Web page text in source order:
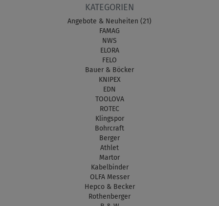
KATEGORIEN
Angebote & Neuheiten (21)
FAMAG
NWS
ELORA
FELO
Bauer & Böcker
KNIPEX
EDN
TOOLOVA
ROTEC
Klingspor
Bohrcraft
Berger
Athlet
Martor
Kabelbinder
OLFA Messer
Hepco & Becker
Rothenberger